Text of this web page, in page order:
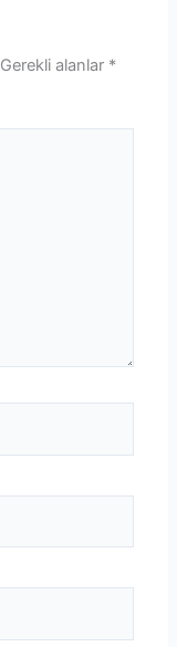
Gerekli alanlar *